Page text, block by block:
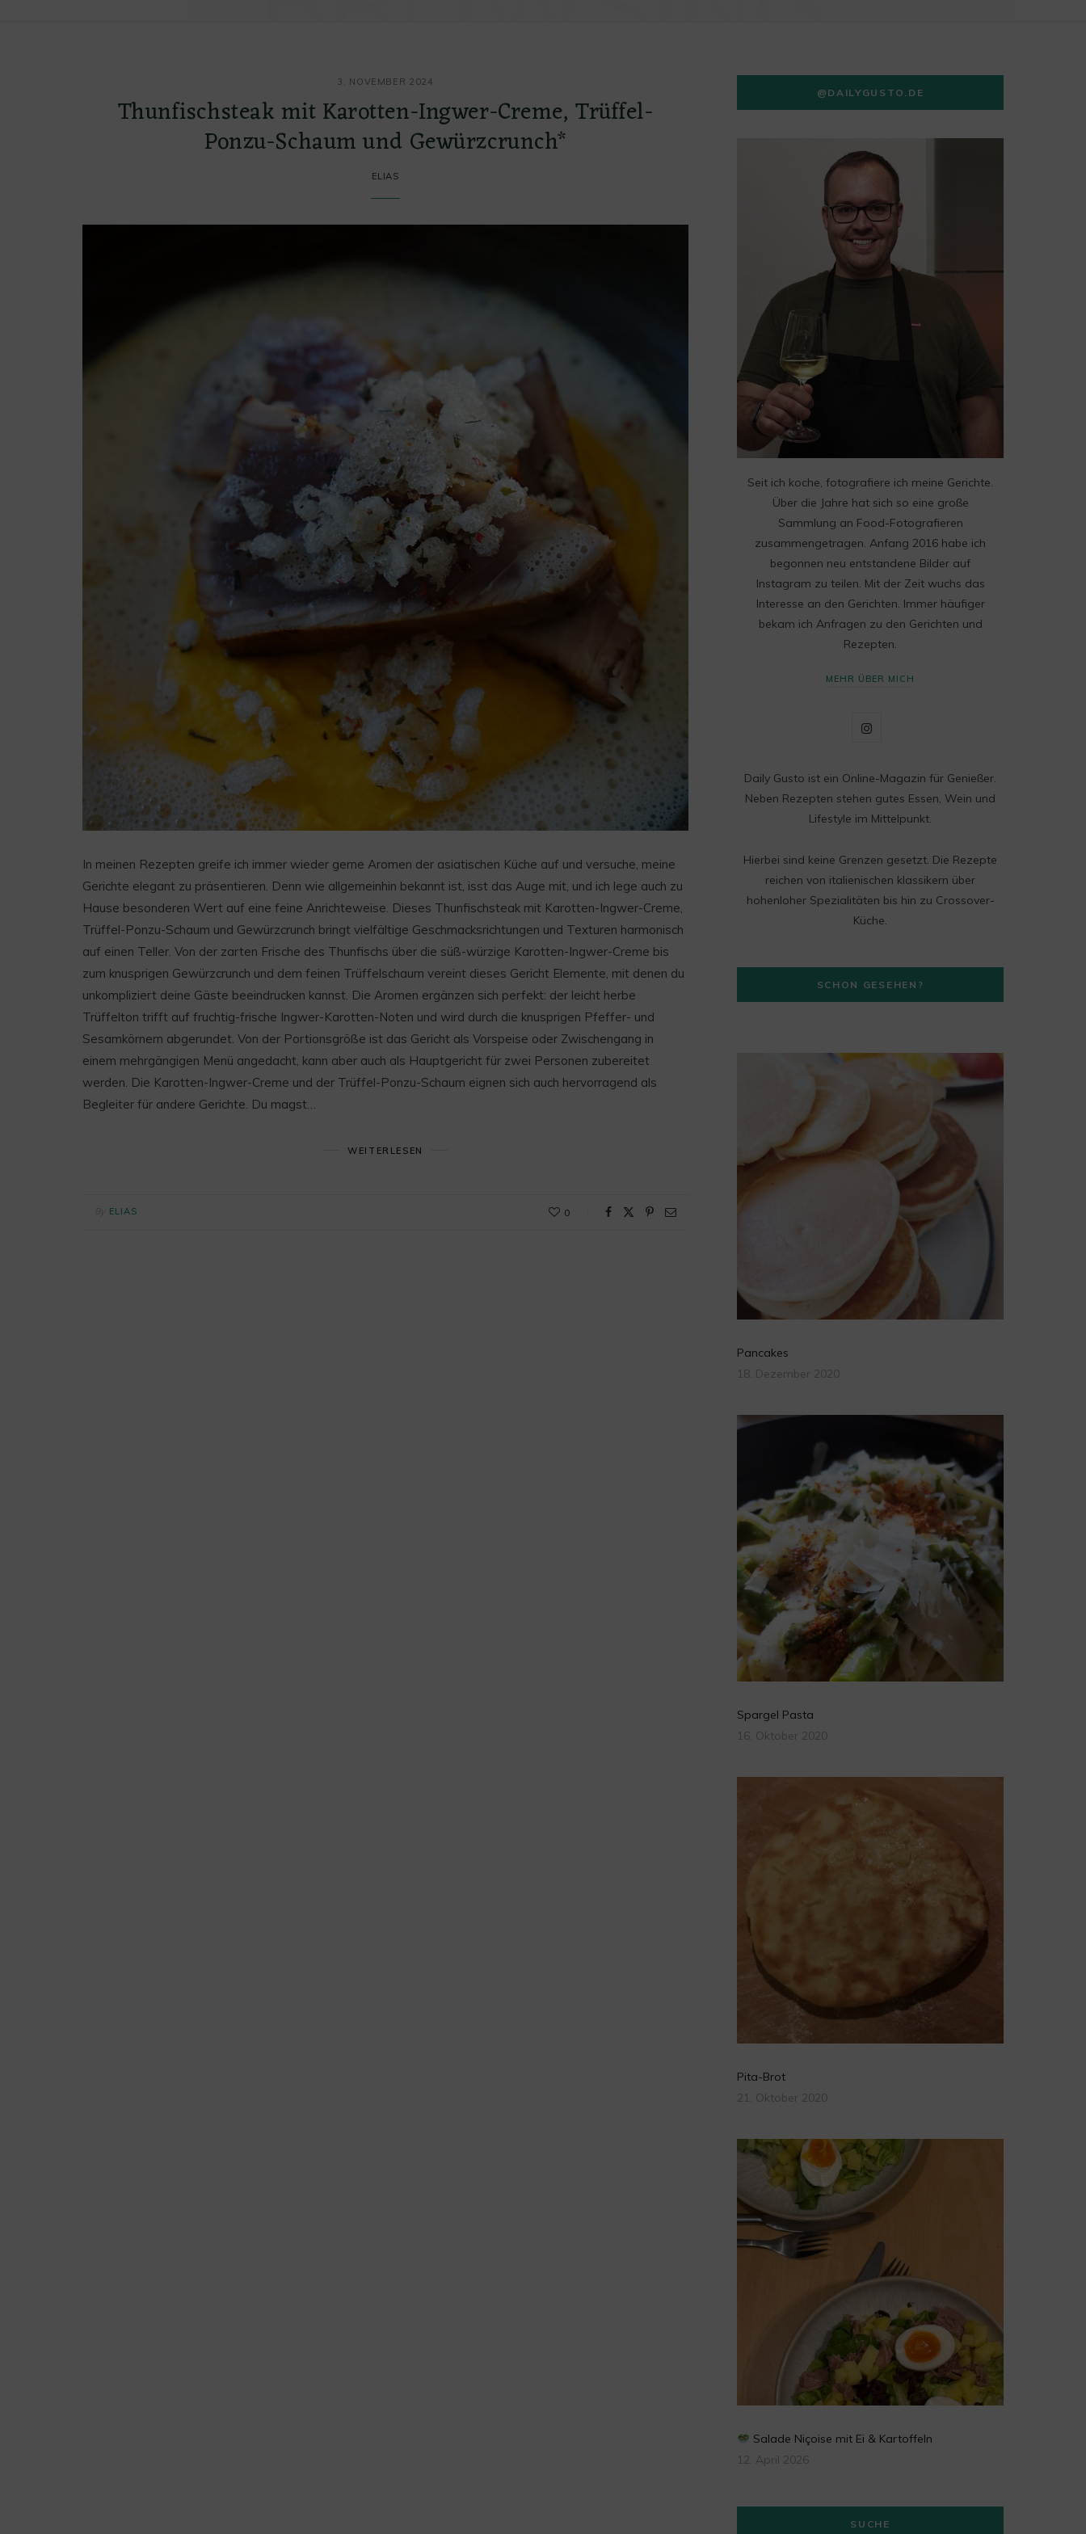
3. NOVEMBER 2024
Thunfischsteak mit Karotten-Ingwer-Creme, Trüffel-
Ponzu-Schaum und Gewürzcrunch*
ELIAS
In meinen Rezepten greife ich immer wieder gerne Aromen der asiatischen Küche auf und versuche, meine
Gerichte elegant zu präsentieren. Denn wie allgemeinhin bekannt ist, isst das Auge mit, und ich lege auch zu
Hause besonderen Wert auf eine feine Anrichteweise. Dieses Thunfischsteak mit Karotten-Ingwer-Creme,
Trüffel-Ponzu-Schaum und Gewürzcrunch bringt vielfältige Geschmacksrichtungen und Texturen harmonisch
auf einen Teller. Von der zarten Frische des Thunfischs über die süß-würzige Karotten-Ingwer-Creme bis
zum knusprigen Gewürzcrunch und dem feinen Trüffelschaum vereint dieses Gericht Elemente, mit denen du
unkompliziert deine Gäste beeindrucken kannst. Die Aromen ergänzen sich perfekt: der leicht herbe
Trüffelton trifft auf fruchtig-frische Ingwer-Karotten-Noten und wird durch die knusprigen Pfeffer- und
Sesamkörnern abgerundet. Von der Portionsgröße ist das Gericht als Vorspeise oder Zwischengang in
einem mehrgängigen Menü angedacht, kann aber auch als Hauptgericht für zwei Personen zubereitet
werden. Die Karotten-Ingwer-Creme und der Trüffel-Ponzu-Schaum eignen sich auch hervorragend als
Begleiter für andere Gerichte. Du magst…
WEITERLESEN
ELIAS 0
@DAILYGUSTO.DE
Seit ich koche, fotografiere ich meine Gerichte.
Über die Jahre hat sich so eine große
Sammlung an Food-Fotografieren
zusammengetragen. Anfang 2016 habe ich
begonnen neu entstandene Bilder auf
Instagram zu teilen. Mit der Zeit wuchs das
Interesse an den Gerichten. Immer häufiger
bekam ich Anfragen zu den Gerichten und
Rezepten.
MEHR ÜBER MICH
I
s
t
g
r
m
Daily Gusto ist ein Online-Magazin für Genießer.
Neben Rezepten stehen gutes Essen, Wein und
Lifestyle im Mittelpunkt.
Hierbei sind keine Grenzen gesetzt. Die Rezepte
reichen von italienischen klassikern über
hohenloher Spezialitäten bis hin zu Crossover-
Küche.
SCHON GESEHEN?
Pancakes
18. Dezember 2020
Spargel Pasta
16. Oktober 2020
Pita-Brot
21. Oktober 2020
Salade Niçoise mit Ei & Kartoffeln
12. April 2026
SUCHE